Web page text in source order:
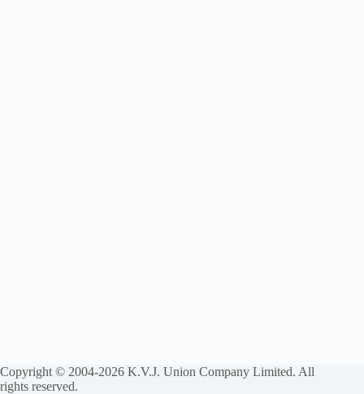
Copyright © 2004-2026 K.V.J. Union Company Limited. All
rights reserved.